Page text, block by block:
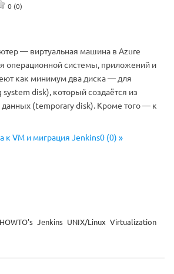
0 (0)
— виртуальная машина в Azure
операционной системы, приложений и
как минимум два диска — для
disk), который создаётся из
(temporary disk). Кроме того — к
к VM и миграция Jenkins0 (0) »
HOWTO's Jenkins UNIX/Linux Virtualization